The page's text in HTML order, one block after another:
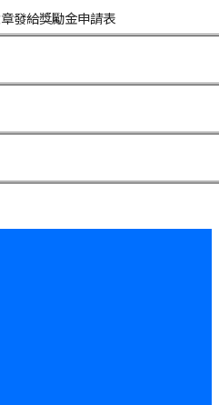
發給獎勵金申請表